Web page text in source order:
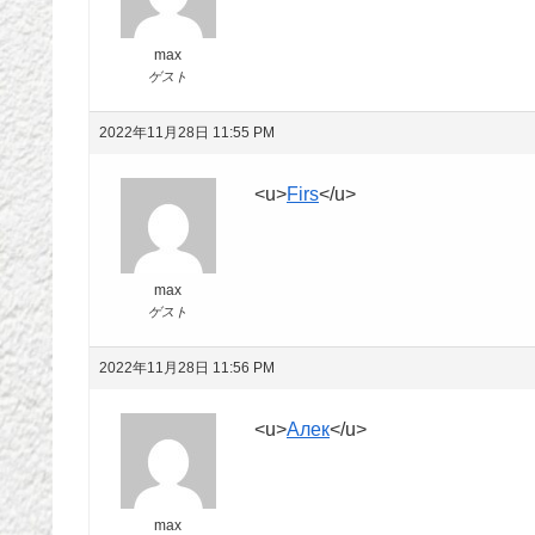
max
ゲスト
2022年11月28日 11:55 PM
max
ゲスト
<u>Firs</u>
2022年11月28日 11:56 PM
max
<u>Алек</u>